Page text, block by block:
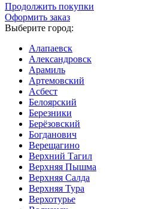
Продолжить покупки
Оформить заказ
Выберите город:
Алапаевск
Александровск
Арамиль
Артемовский
Асбест
Белоярский
Березники
Берёзовский
Богданович
Верещагино
Верхний Тагил
Верхняя Пышма
Верхняя Салда
Верхняя Тура
Верхотурье